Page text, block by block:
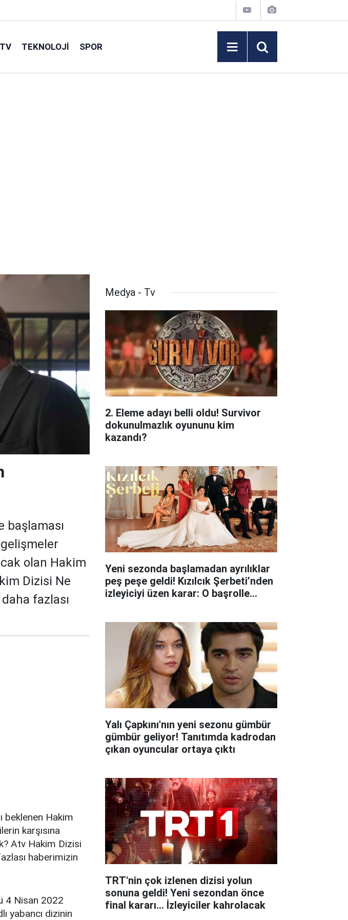
TEKNOLOJI SPOR
başlaması
olan Hakim
Dizisi Ne
fazlası
beklenen Hakim
karşısına
Atv Hakim Dizisi
haberimizin
4 Nisan 2022
yabancı dizinin
Medya - Tv
2. Eleme adayı belli oldu! Survivor
dokunulmazlık oyununu kim
kazandı?
Yeni sezonda başlamadan ayrılıklar
peş peşe geldi! Kızılcık Şerbeti’nden
izleyiciyi üzen karar: O başrolle
Yalı Çapkını'nın yeni sezonu gümbür
gümbür geliyor! Tanıtımda kadrodan
çıkan oyuncular ortaya çıktı
TRT'nin çok izlenen dizisi yolun
sonuna geldi! Yeni sezondan önce
final kararı... İzleyiciler kahrolacak